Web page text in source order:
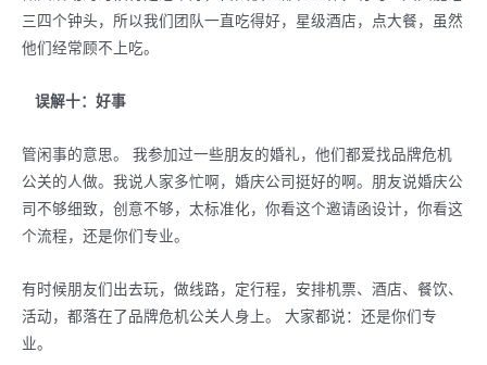
三四个钟头，所以我们团队一直吃得好，星级酒店，点大餐，虽然
他们经常顾不上吃。
误解十：好事
管闲事的意思。 我参加过一些朋友的婚礼，他们都爱找品牌危机
公关的人做。我说人家多忙啊，婚庆公司挺好的啊。朋友说婚庆公
司不够细致，创意不够，太标准化，你看这个邀请函设计，你看这
个流程，还是你们专业。
有时候朋友们出去玩，做线路，定行程，安排机票、酒店、餐饮、
活动，都落在了品牌危机公关人身上。 大家都说：还是你们专
业。